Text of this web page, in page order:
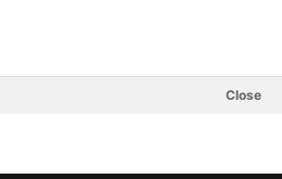
Close